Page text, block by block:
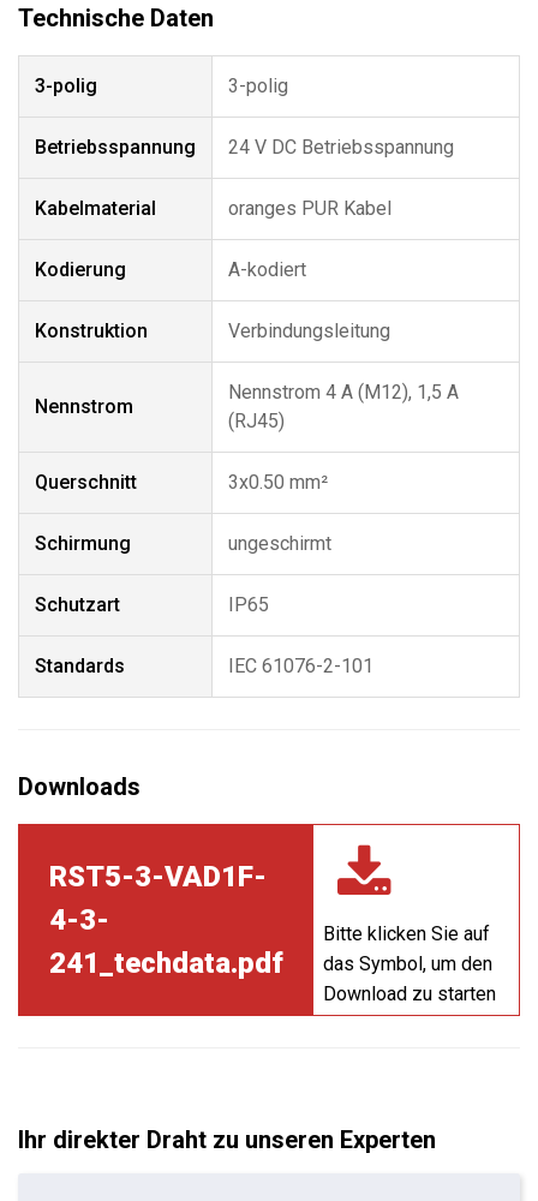
3-polig 3-polig
Betriebsspannung 24 V DC Betriebsspannung
Kabelmaterial oranges PUR Kabel
Kodierung A-kodiert
Konstruktion Verbindungsleitung
Nennstrom
Nennstrom 4 A (M12), 1,5 A
(RJ45)
Querschnitt 3x0.50 mm²
Schirmung ungeschirmt
Schutzart IP65
Standards IEC 61076-2-101
RST5-3-VAD1F-
4-3-
241_techdata.pdf
Bitte klicken Sie auf
das Symbol, um den
Download zu starten
Ihr direkter Draht zu unseren Experten